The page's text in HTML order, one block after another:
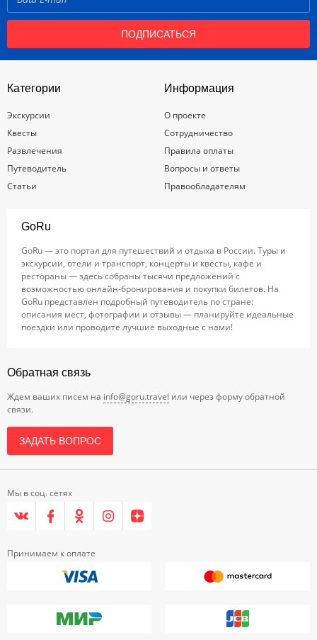
ПОДПИСАТЬСЯ
Категории
Экскурсии
Квесты
Развлечения
Путеводитель
Статьи
Информация
О проекте
Сотрудничество
Правила оплаты
Вопросы и ответы
Правообладателям
GoRu
GoRu — это портал для путешествий и отдыха в России. Туры и
экскурсии, отели и транспорт, концерты и квесты, кафе и
рестораны — здесь собраны тысячи предложений с
возможностью онлайн-бронирования и покупки билетов. На
GoRu представлен подробный путеводитель по стране:
описания мест, фотографии и отзывы — планируйте идеальные
поездки или проводите лучшие выходные с нами!
Обратная связь
Ждем ваших писем на info@goru.travel или через форму обратной
связи.
ЗАДАТЬ ВОПРОС
Мы в соц. сетях
Принимаем к оплате